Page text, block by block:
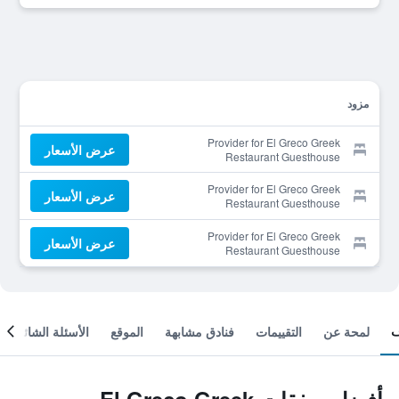
مزود
Provider for El Greco Greek
Restaurant Guesthouse
عرض الأسعار
Provider for El Greco Greek
Restaurant Guesthouse
عرض الأسعار
Provider for El Greco Greek
Restaurant Guesthouse
عرض الأسعار
لمحة عن التقييمات فنادق مشابهة الموقع الأسئلة الشائعة